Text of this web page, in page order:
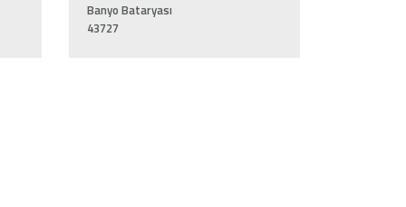
Banyo Bataryası
43727